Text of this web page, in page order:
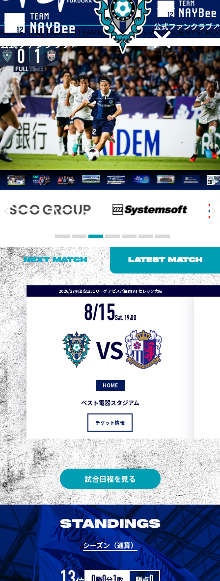
閉じる
HOMETICKETMATCHTEAMNEWSGOODSFANACADEMY
NEXT MATCH LATEST MATCH
2026/27明治安田J1リーグ アビスパ福岡 vs セレッソ大阪
8/15Sat. 19:00
VS
HOME
ベスト電器スタジアム
チケット情報
試合日程を見る
STANDINGS
シーズン（通算）
1 3
2 3 1
3
3 Ｇ大阪 3 1 0 0 1
5 柏 3 1 0 1
5 Ｃ大阪 3 1 0 0 1
3 1 0 1
7 神戸 3 1 0 0 1
浦和 0 0 1 -1